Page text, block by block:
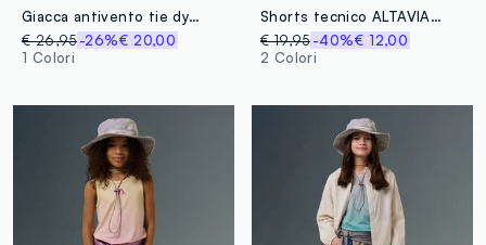
Giacca antivento tie dye ALTAVIA WITH DEBORAH COMPAGNONI
€ 26,95-26%€ 20,00
1 Colori
Shorts tecnico ALTAVIA WITH DEBORAH COMPAGNONI
€ 19,95 -40%€ 12,00
2 Colori